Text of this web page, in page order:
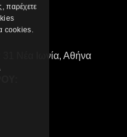
Νέα Ιωνία, Αθήνα
παρέχετε
cookies.